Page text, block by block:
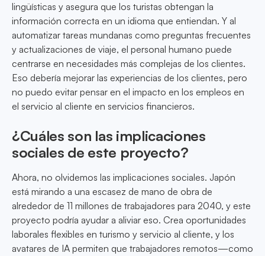
lingüísticas y asegura que los turistas obtengan la
información correcta en un idioma que entiendan. Y al
automatizar tareas mundanas como preguntas frecuentes
y actualizaciones de viaje, el personal humano puede
centrarse en necesidades más complejas de los clientes.
Eso debería mejorar las experiencias de los clientes, pero
no puedo evitar pensar en el impacto en los empleos en
el servicio al cliente en servicios financieros.
¿Cuáles son las implicaciones
sociales de este proyecto?
Ahora, no olvidemos las implicaciones sociales. Japón
está mirando a una escasez de mano de obra de
alrededor de 11 millones de trabajadores para 2040, y este
proyecto podría ayudar a aliviar eso. Crea oportunidades
laborales flexibles en turismo y servicio al cliente, y los
avatares de IA permiten que trabajadores remotos—como